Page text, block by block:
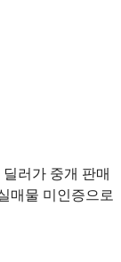
러가 중개 판매
매물 미인증으로